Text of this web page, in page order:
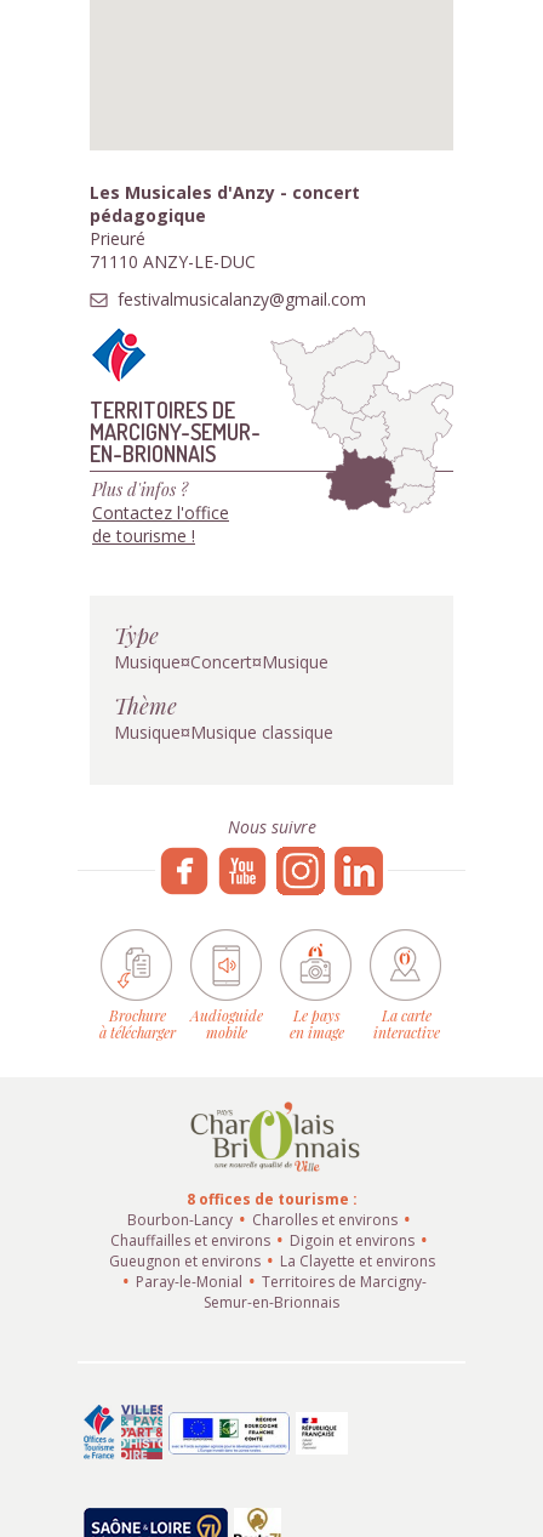
Les Musicales d'Anzy - concert
pédagogique
Prieuré
71110 ANZY-LE-DUC
festivalmusicalanzy@gmail.com
TERRITOIRES DE
MARCIGNY-SEMUR-
EN-BRIONNAIS
Plus d'infos ?
Contactez l'office
de tourisme !
Type
Musique¤Concert¤Musique
Thème
Musique¤Musique classique
Nous suivre
Brochure
à télécharger
Audioguide
mobile
Le pays
en image
La carte
interactive
8 offices de tourisme :
Bourbon-Lancy
Charolles et environs
Chauffailles et environs
Digoin et environs
Gueugnon et environs
La Clayette et environs
Paray-le-Monial
Territoires de Marcigny-
Semur-en-Brionnais